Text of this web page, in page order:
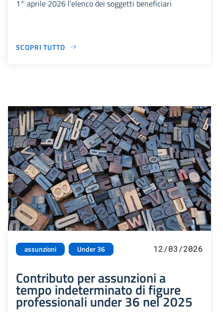
1° aprile 2026 l’elenco dei soggetti beneficiari
SCOPRI TUTTO
assunzioni Under 36 12/03/2026
Contributo per assunzioni a
tempo indeterminato di figure
professionali under 36 nel 2025